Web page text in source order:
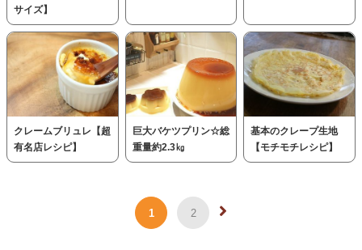
サイズ】
クレームブリュレ【超
有名店レシピ】
巨大バケツプリン☆総
重量約2.3㎏
基本のクレープ生地
【モチモチレシピ】
1 2